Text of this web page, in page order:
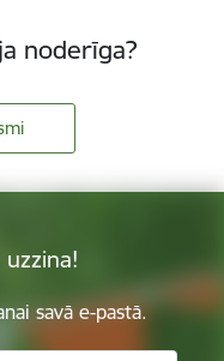
noderīga?
savā e-pastā.